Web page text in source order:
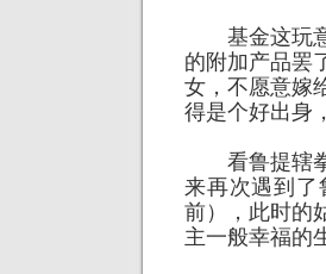
基金这玩意
的附加产品罢
女，不愿意嫁
得是个好出身
看鲁提辖拳
来再次遇到了
前），此时的
主一般幸福的